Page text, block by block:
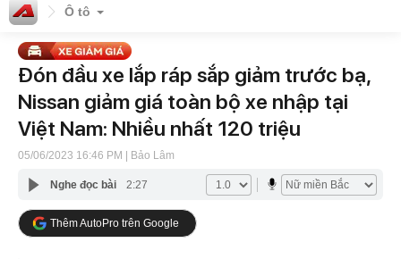
Ô tô
Đón đầu xe lắp ráp sắp giảm trước bạ,
Nissan giảm giá toàn bộ xe nhập tại
Việt Nam: Nhiều nhất 120 triệu
05/06/2023 16:46 PM | Bảo Lâm
Nghe đọc bài 2:27
Thêm AutoPro trên Google